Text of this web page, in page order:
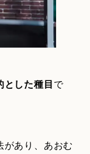
とした種目で
あり、あおむ